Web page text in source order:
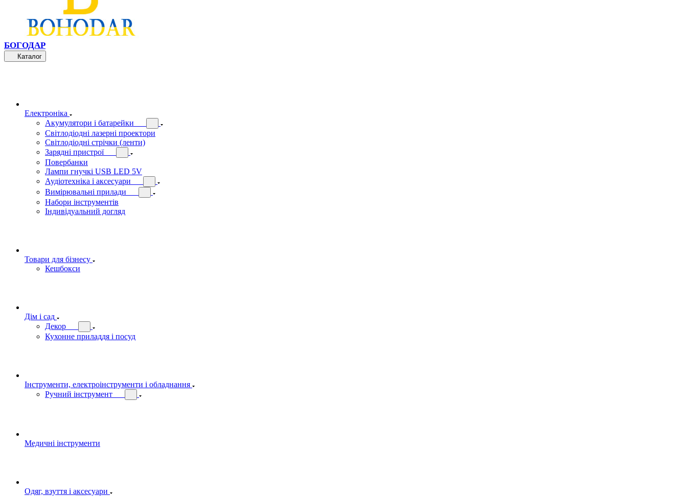
БОГОДАР
Каталог
Електроніка
Акумулятори і батарейки
Світлодіодні лазерні проектори
Світлодіодні стрічки (ленти)
Зарядні пристрої
Повербанки
Лампи гнучкі USB LED 5V
Аудіотехніка і аксесуари
Вимірювальні прилади
Набори інструментів
Індивідуальний догляд
Товари для бізнесу
Кешбокси
Дім і сад
Декор
Кухонне приладдя і посуд
Інструменти, електроінструменти і обладнання
Ручний інструмент
Медичні інструменти
Одяг, взуття і аксесуари